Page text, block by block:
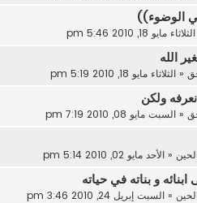
الوضوء))
الثلاثاء مايو 18, 2010 5:46 pm
الله
« الثلاثاء مايو 18, 2010 5:19 pm
ولكن
« السبت مايو 08, 2010 7:19 pm
« الأحد مايو 02, 2010 5:14 pm
و بناته في حياته
« السبت إبريل 24, 2010 3:46 pm